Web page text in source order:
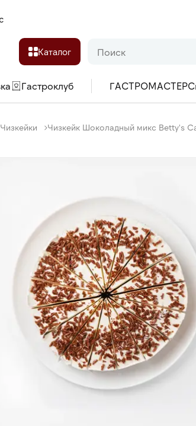
Каталог
Гастроклуб ГАСТРОМАСТЕР
Чизкейки Чизкейк Шоколадный микс Betty's